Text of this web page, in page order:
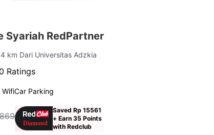
Syariah RedPartner
km Dari Universitas Adzkia
Ratings
WifiCar Parking
Saved Rp 15561
+ Earn 35 Points
with Redclub